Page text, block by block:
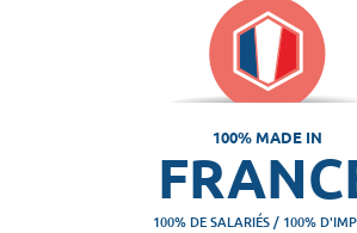
100% MADE IN
100% DE SALARIÉS / 100%